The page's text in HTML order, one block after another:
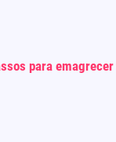
para